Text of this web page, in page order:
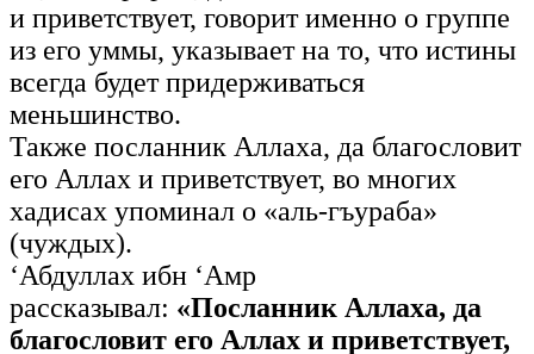
и приветствует, говорит именно о группе
из его уммы, указывает на то, что истины
всегда будет придерживаться
меньшинство.
Также посланник Аллаха, да благословит
его Аллах и приветствует, во многих
хадисах упоминал о «аль-гъураба»
(чуждых).
‘Абдуллах ибн ‘Амр
рассказывал: «Посланник Аллаха, да
благословит его Аллах и приветствует,